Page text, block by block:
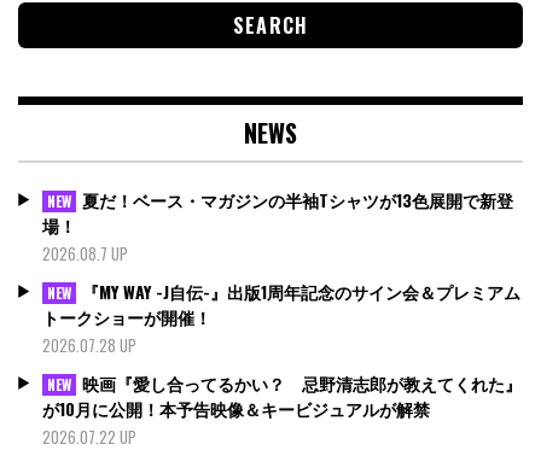
NEWS
NEW 夏だ！ベース・マガジンの半袖Tシャツが13色展開で新登
場！
2026.08.7 UP
NEW
『MY WAY -J自伝-』出版1周年記念のサイン会＆プレミアム
トークショーが開催！
2026.07.28 UP
NEW 映画『愛し合ってるかい？ 忌野清志郎が教えてくれた』
が10月に公開！本予告映像＆キービジュアルが解禁
2026.07.22 UP